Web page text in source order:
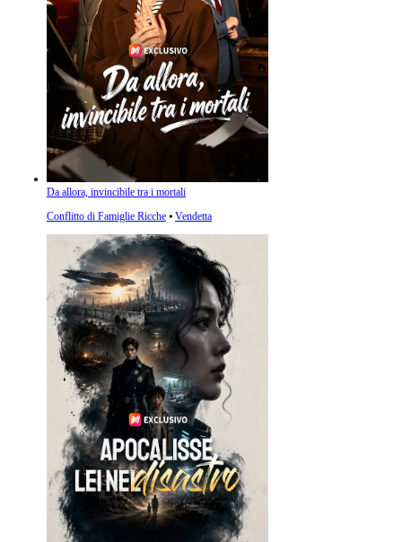
Da allora, invincibile tra i mortali
Conflitto di Famiglie Ricche ⦁ Vendetta